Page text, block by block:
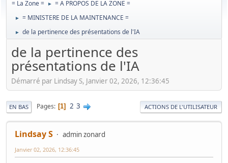
= La Zone = ► = A PROPOS DE LA ZONE =
► = MINISTERE DE LA MAINTENANCE =
► de la pertinence des présentations de l'IA
de la pertinence des
présentations de l'IA
Démarré par Lindsay S, Janvier 02, 2026, 12:36:45
EN BAS Pages 1 2 3 ACTIONS DE L'UTILISATEUR
Lindsay S admin zonard
Janvier 02, 2026, 12:36:45